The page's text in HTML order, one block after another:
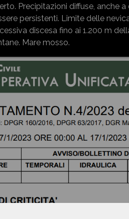
Precipitazioni diffuse, anche
persistenti. Limite delle
discesa fino ai 1.200 m
Mare mosso.